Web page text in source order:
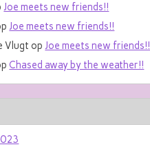
Joe meets new friends!!
Joe meets new friends!!
Vlugt opJoe meets new friends!!
Chased away by the weather!!